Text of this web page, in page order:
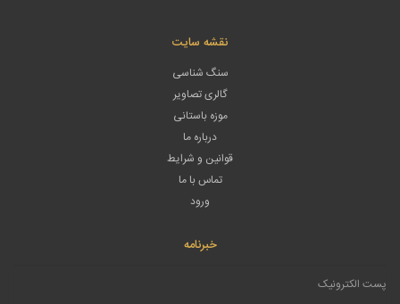
نقشه سایت
سنگ شناسی
گالری تصاویر
موزه باستانی
درباره ما
قوانین و شرایط
تماس با ما
ورود
خبرنامه